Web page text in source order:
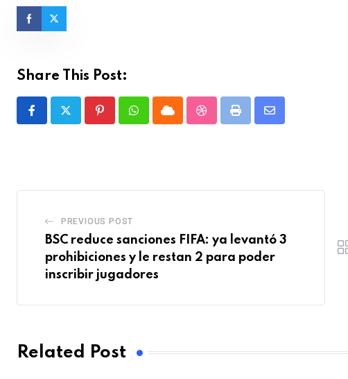
Share This Post:
PinterestWhatsappCloud StumbleUpon
Print
Share
PREVIOUS POST
BSC reduce sanciones FIFA: ya levantó 3
prohibiciones y le restan 2 para poder
inscribir jugadores
Related Post